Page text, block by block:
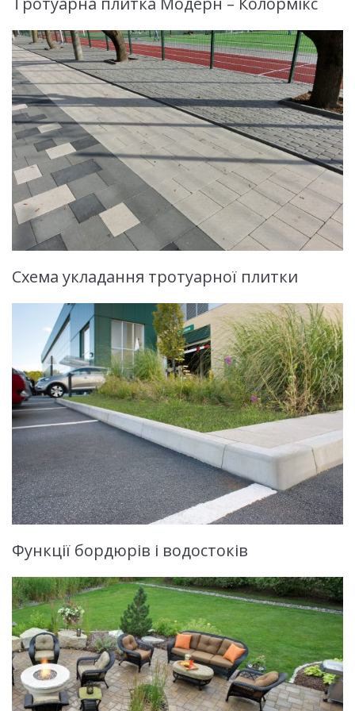
Схема укладання тротуарної плитки
Функції бордюрів і водостоків